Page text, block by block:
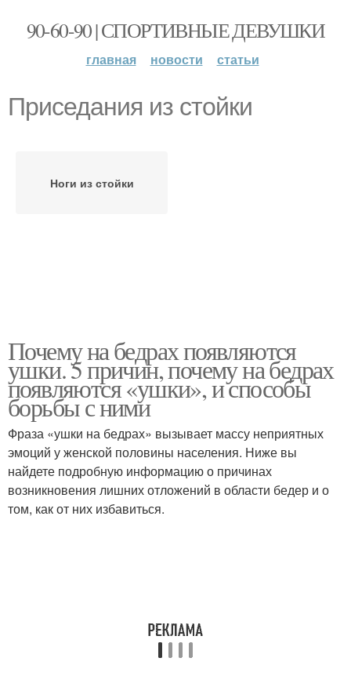
90-60-90 | СПОРТИВНЫЕ ДЕВУШКИ
главная новости статьи
Приседания из стойки
Ноги из стойки
Почему на бедрах появляются
ушки. 5 причин, почему на бедрах
появляются «ушки», и способы
борьбы с ними
Фраза «ушки на бедрах» вызывает массу неприятных
эмоций у женской половины населения. Ниже вы
найдете подробную информацию о причинах
возникновения лишних отложений в области бедер и о
том, как от них избавиться.